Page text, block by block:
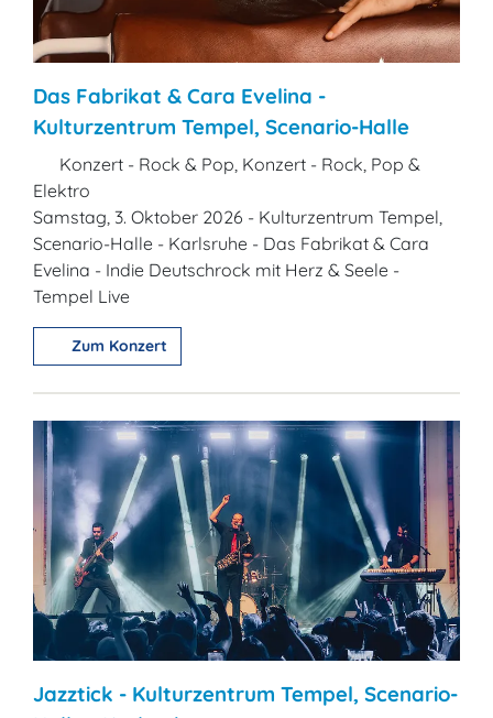
Das Fabrikat & Cara Evelina -
Kulturzentrum Tempel, Scenario-Halle
Konzert - Rock & Pop, Konzert - Rock, Pop &
Elektro
Samstag, 3. Oktober 2026 - Kulturzentrum Tempel,
Scenario-Halle - Karlsruhe - Das Fabrikat & Cara
Evelina - Indie Deutschrock mit Herz & Seele -
Tempel Live
Zum Konzert
Jazztick - Kulturzentrum Tempel, Scenario-